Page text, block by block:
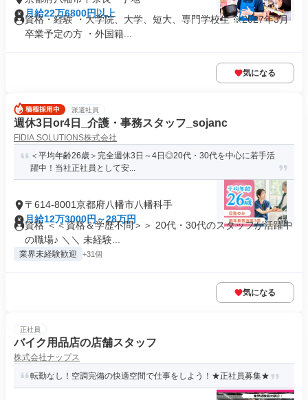
月給22万6800円以上
資格・経験 ・大学院、大学、短大、専門学校生 ※2027年3月
卒業予定の方 ・外国籍...
気になる
派遣社員
週休3日or4日_介護・事務スタッフ_sojanc
FIDIA SOLUTIONS株式会社
＜平均年齢26歳＞完全週休3日～4日◎20代・30代を中心に若手活
躍中！当社正社員として安...
〒614-8001京都府八幡市八幡科手
月給12万3000円～28万円
資格 ＜＜資格＆学歴不問＞＞ 20代・30代のスタッフが活躍中
の職場♪ ＼＼ 未経験...
業界未経験歓迎 +31個
気になる
正社員
バイク用品店の店舗スタッフ
株式会社ナップス
転勤なし！空調完備の快適空間で仕事をしよう！★正社員募集★